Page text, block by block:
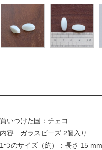
買いつけた国：チェコ
内容：ガラスビーズ 2個入り
1つのサイズ（約）：長さ 15 mm